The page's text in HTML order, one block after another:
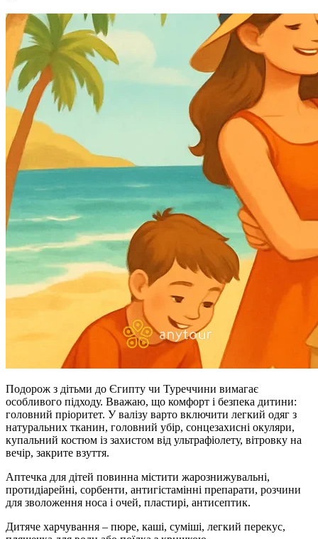
Подорож з дітьми до Єгипту чи Туреччини вимагає
особливого підходу. Вважаю, що комфорт і безпека дитини:
головний пріоритет. У валізу варто включити легкий одяг з
натуральних тканин, головний убір, сонцезахисні окуляри,
купальний костюм із захистом від ультрафіолету, вітровку на
вечір, закрите взуття.
Аптечка для дітей повинна містити жарознижувальні,
протидіарейні, сорбенти, антигістамінні препарати, розчини
для зволоження носа і очей, пластирі, антисептик.
Дитяче харчування – пюре, каші, суміші, легкий перекус,